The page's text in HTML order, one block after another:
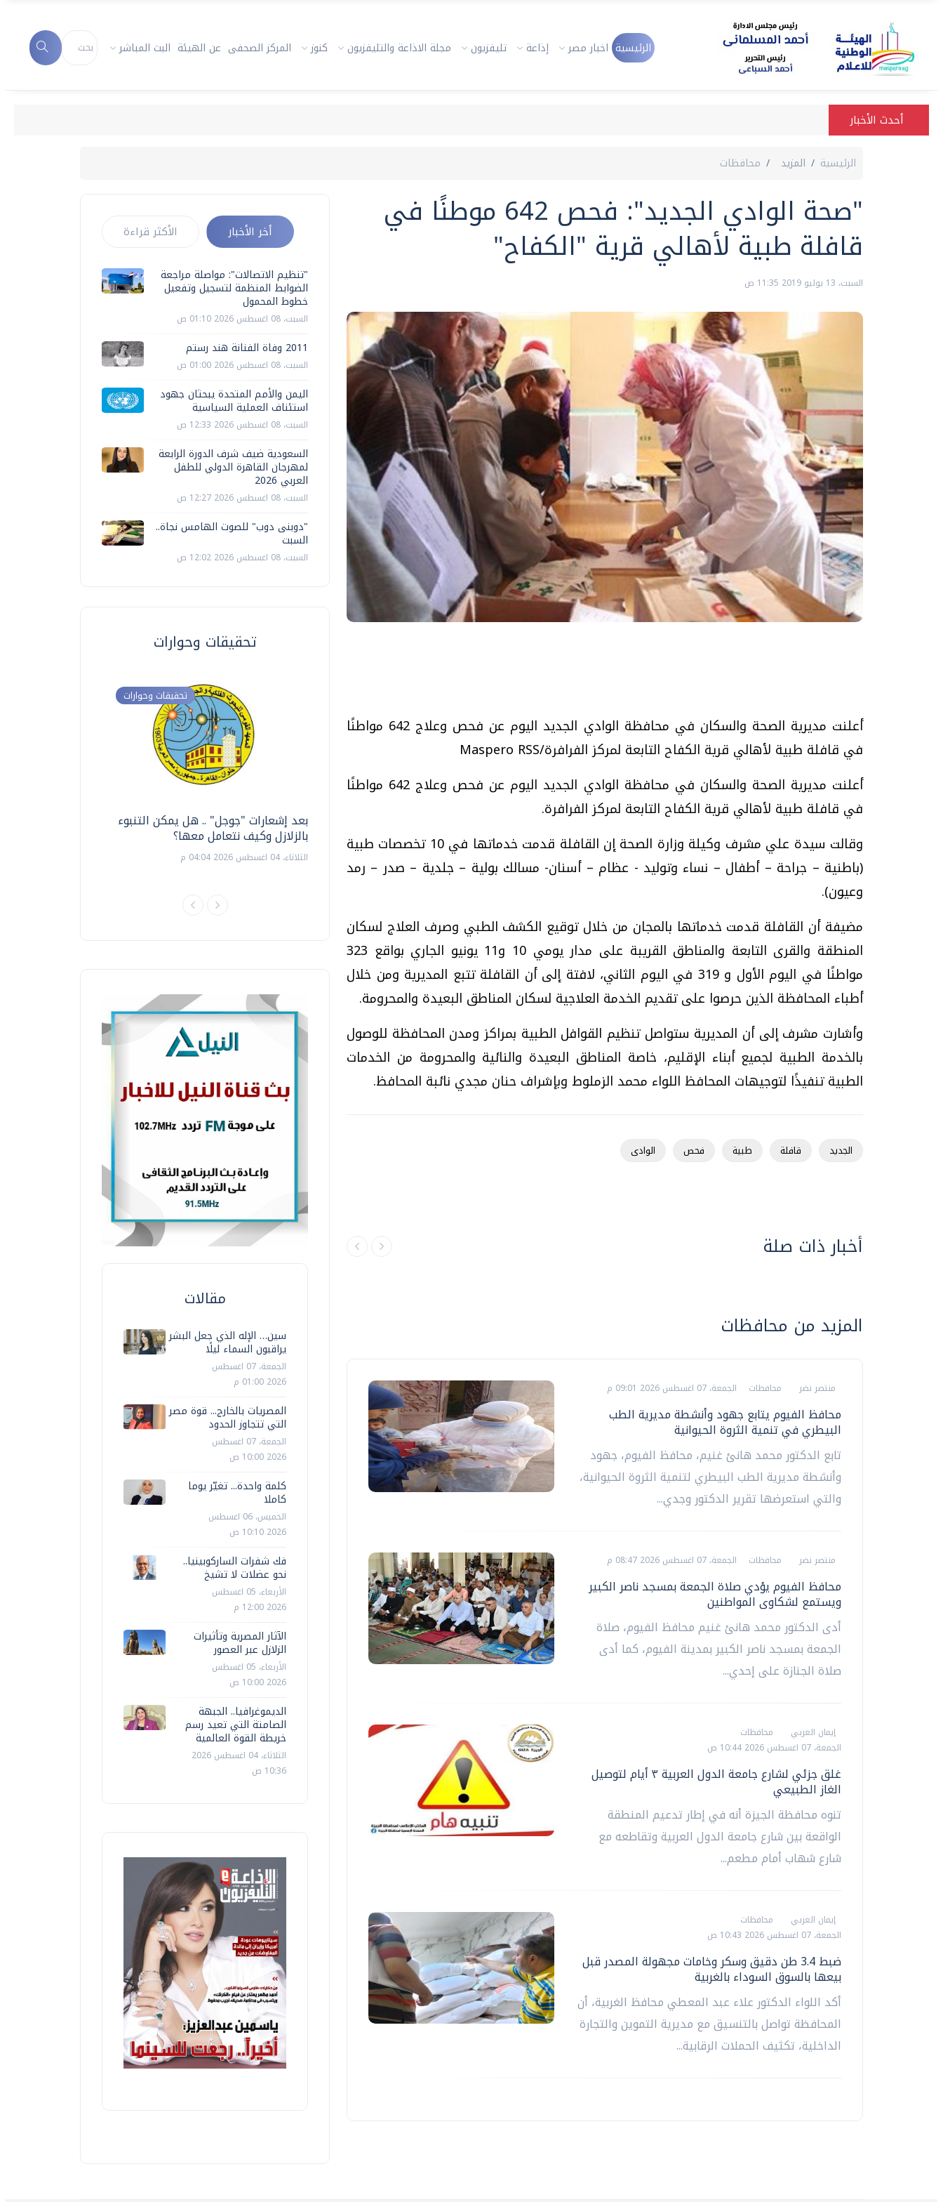
الرئيسية اخبار مصر إذاعة تليفزيون مجلة الاذاعة والتليفزيون كنوز المركز الصحفى عن الهيئة البث المباشر
أحدث الأخبار
الرئيسية المزيد محافظات
"صحة الوادي الجديد": فحص 642 موطنًا في
قافلة طبية لأهالي قرية "الكفاح"
السبت، 13 يوليو 2019 11:35 ص
أعلنت مديرية الصحة والسكان في محافظة الوادي الجديد اليوم عن فحص وعلاج 642 مواطنًا
في قافلة طبية لأهالي قرية الكفاح التابعة لمركز الفرافرة/Maspero RSS
أعلنت مديرية الصحة والسكان في محافظة الوادي الجديد اليوم عن فحص وعلاج 642 مواطنًا
في قافلة طبية لأهالي قرية الكفاح التابعة لمركز الفرافرة.
وقالت سيدة علي مشرف وكيلة وزارة الصحة إن القافلة قدمت خدماتها في 10 تخصصات طبية
(باطنية – جراحة – أطفال – نساء وتوليد - عظام – أسنان- مسالك بولية – جلدية – صدر – رمد
وعيون).
مضيفة أن القافلة قدمت خدماتها بالمجان من خلال توقيع الكشف الطبي وصرف العلاج لسكان
المنطقة والقرى التابعة والمناطق القريبة على مدار يومي 10 و11 يونيو الجاري بواقع 323
مواطنًا في اليوم الأول و 319 في اليوم الثاني، لافتة إلى أن القافلة تتبع المديرية ومن خلال
أطباء المحافظة الذين حرصوا على تقديم الخدمة العلاجية لسكان المناطق البعيدة والمحرومة.
وأشارت مشرف إلى أن المديرية ستواصل تنظيم القوافل الطبية بمراكز ومدن المحافظة للوصول
بالخدمة الطبية لجميع أبناء الإقليم، خاصة المناطق البعيدة والنائية والمحرومة من الخدمات
الطبية تنفيذًا لتوجيهات المحافظ اللواء محمد الزملوط وبإشراف حنان مجدي نائبة المحافظ.
الجديد قافلة طبية فحص الوادى
أخبار ذات صلة
المزيد من محافظات
منتصر نضر محافظات الجمعة، 07 اغسطس 2026 09:01 م
محافظ الفيوم يتابع جهود وأنشطة مديرية الطب
البيطري في تنمية الثروة الحيوانية
تابع الدكتور محمد هانئ غنيم، محافظ الفيوم، جهود
وأنشطة مديرية الطب البيطري لتنمية الثروة الحيوانية،
والتي استعرضها تقرير الدكتور وجدي...
منتصر نضر محافظات الجمعة، 07 اغسطس 2026 08:47 م
محافظ الفيوم يؤدي صلاة الجمعة بمسجد ناصر الكبير
ويستمع لشكاوى المواطنين
أدى الدكتور محمد هانئ غنيم محافظ الفيوم، صلاة
الجمعة بمسجد ناصر الكبير بمدينة الفيوم، كما أدى
صلاة الجنازة على إحدي...
إيمان العربي
محافظات
الجمعة، 07 اغسطس 2026 10:44 ص
غلق جزئي لشارع جامعة الدول العربية ٣ أيام لتوصيل
الغاز الطبيعي
تنوه محافظة الجيزة أنه في إطار تدعيم المنطقة
الواقعة بين شارع جامعة الدول العربية وتقاطعه مع
شارع شهاب أمام مطعم...
إيمان العربي
محافظات
الجمعة، 07 اغسطس 2026 10:43 ص
ضبط 3.4 طن دقيق وسكر وخامات مجهولة المصدر قبل
بيعها بالسوق السوداء بالغربية
أكد اللواء الدكتور علاء عبد المعطي محافظ الغربية، أن
المحافظة تواصل بالتنسيق مع مديرية التموين والتجارة
الداخلية، تكثيف الحملات الرقابية...
أخر الأخبار الأكثر قراءة
"تنظيم الاتصالات": مواصلة مراجعة
الضوابط المنظمة لتسجيل وتفعيل
خطوط المحمول
السبت، 08 اغسطس 2026 01:10 ص
2011 وفاة الفنانة هند رستم
السبت، 08 اغسطس 2026 01:00 ص
اليمن والأمم المتحدة يبحثان جهود
استئناف العملية السياسية
السبت، 08 اغسطس 2026 12:33 ص
السعودية ضيف شرف الدورة الرابعة
لمهرجان القاهرة الدولي للطفل
العربي 2026
السبت، 08 اغسطس 2026 12:27 ص
"دوبنى دوب" للصوت الهامس نجاة..
السبت
السبت، 08 اغسطس 2026 12:02 ص
تحقيقات وحوارات
تحقيقات وحوارات
بعد إشعارات "جوجل" .. هل يمكن التنبوء
بالزلازل وكيف نتعامل معها؟
الثلاثاء، 04 اغسطس 2026 04:04 م
وإجابات
فيديو.. الإعلام الرقمي.. تقنيات واعدة
وتحديات هائلة
موجات الطقس الساخنة.. لماذا تحدث وكيف
مقالات
سين… الإله الذي جعل البشر
يراقبون السماء ليلًا
الجمعة، 07 اغسطس
2026 01:00 م
المصريات بالخارج... قوة مصر
التي تتجاوز الحدود
الجمعة، 07 اغسطس
2026 10:00 ص
كلمة واحدة... تغيّر يوما
كاملا
الخميس، 06 اغسطس
2026 10:10 ص
فك شفرات الساركوبينيا..
نحو عضلات لا تشيخ
الأربعاء، 05 اغسطس
2026 12:00 م
الآثار المصرية وتأثيرات
الزلازل عبر العصور
الأربعاء، 05 اغسطس
2026 10:00 ص
الديموغرافيا.. الجبهة
الصامتة التي تعيد رسم
خريطة القوة العالمية
الثلاثاء، 04 اغسطس 2026
10:36 ص